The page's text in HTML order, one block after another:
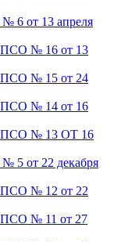
6 от 13 апреля
№ 16 от 13
№ 15 от 24
№ 14 от 16
№ 13 ОТ 16
5 от 22 декабря
№ 12 от 22
№ 11 от 27